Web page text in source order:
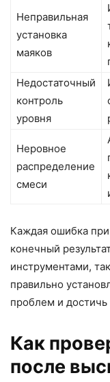
Неправильная
установка
маяков
Недостаточный
контроль
уровня
Неровное
распределение
смеси
Каждая ошибка
конечный
инструментами,
правильно
проблем и достичь
Как
после